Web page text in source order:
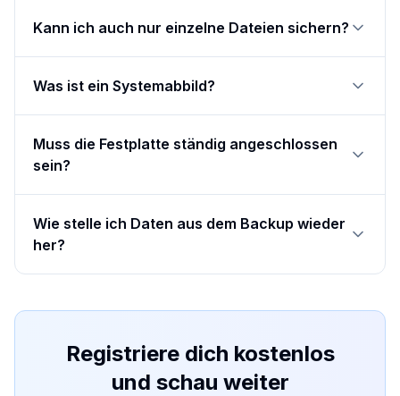
Kann ich auch nur einzelne Dateien sichern?
Was ist ein Systemabbild?
Muss die Festplatte ständig angeschlossen
sein?
Wie stelle ich Daten aus dem Backup wieder
her?
Registriere dich kostenlos
und schau weiter